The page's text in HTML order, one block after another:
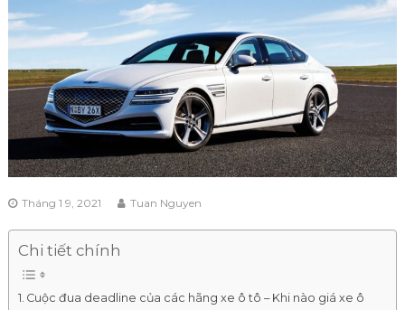
Tháng 1 9, 2021 Tuan Nguyen
Chi tiết chính
Cuộc đua deadline của các hãng xe ô tô – Khi nào giá xe ô